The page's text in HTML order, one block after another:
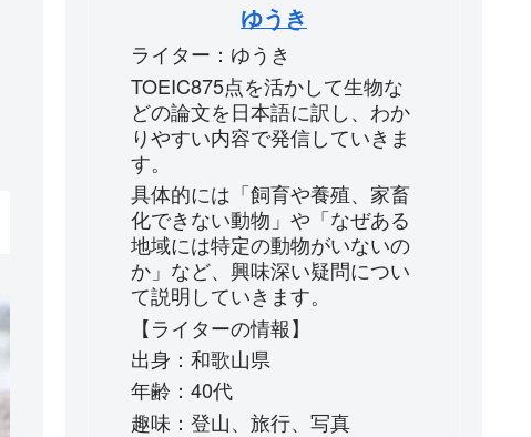
ゆうき
ライター：ゆうき
TOEIC875点を活かして生物な
どの論文を日本語に訳し、わか
りやすい内容で発信していきま
す。
具体的には「飼育や養殖、家畜
化できない動物」や「なぜある
地域には特定の動物がいないの
か」など、興味深い疑問につい
て説明していきます。
【ライターの情報】
出身：和歌山県
年齢：40代
趣味：登山、旅行、写真